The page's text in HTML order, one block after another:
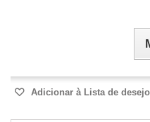
Adicionar à Lista de